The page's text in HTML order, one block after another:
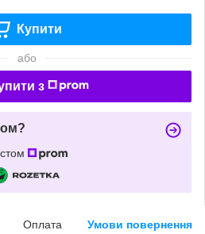
Купити
або
з
Оплата Умови повернення